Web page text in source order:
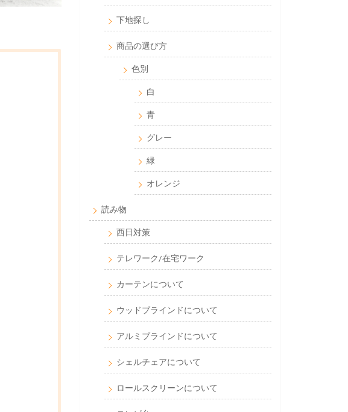
下地探し
商品の選び方
色別
白
青
グレー
緑
オレンジ
読み物
西日対策
テレワーク/在宅ワーク
カーテンについて
ウッドブラインドについて
アルミブラインドについて
シェルチェアについて
ロールスクリーンについて